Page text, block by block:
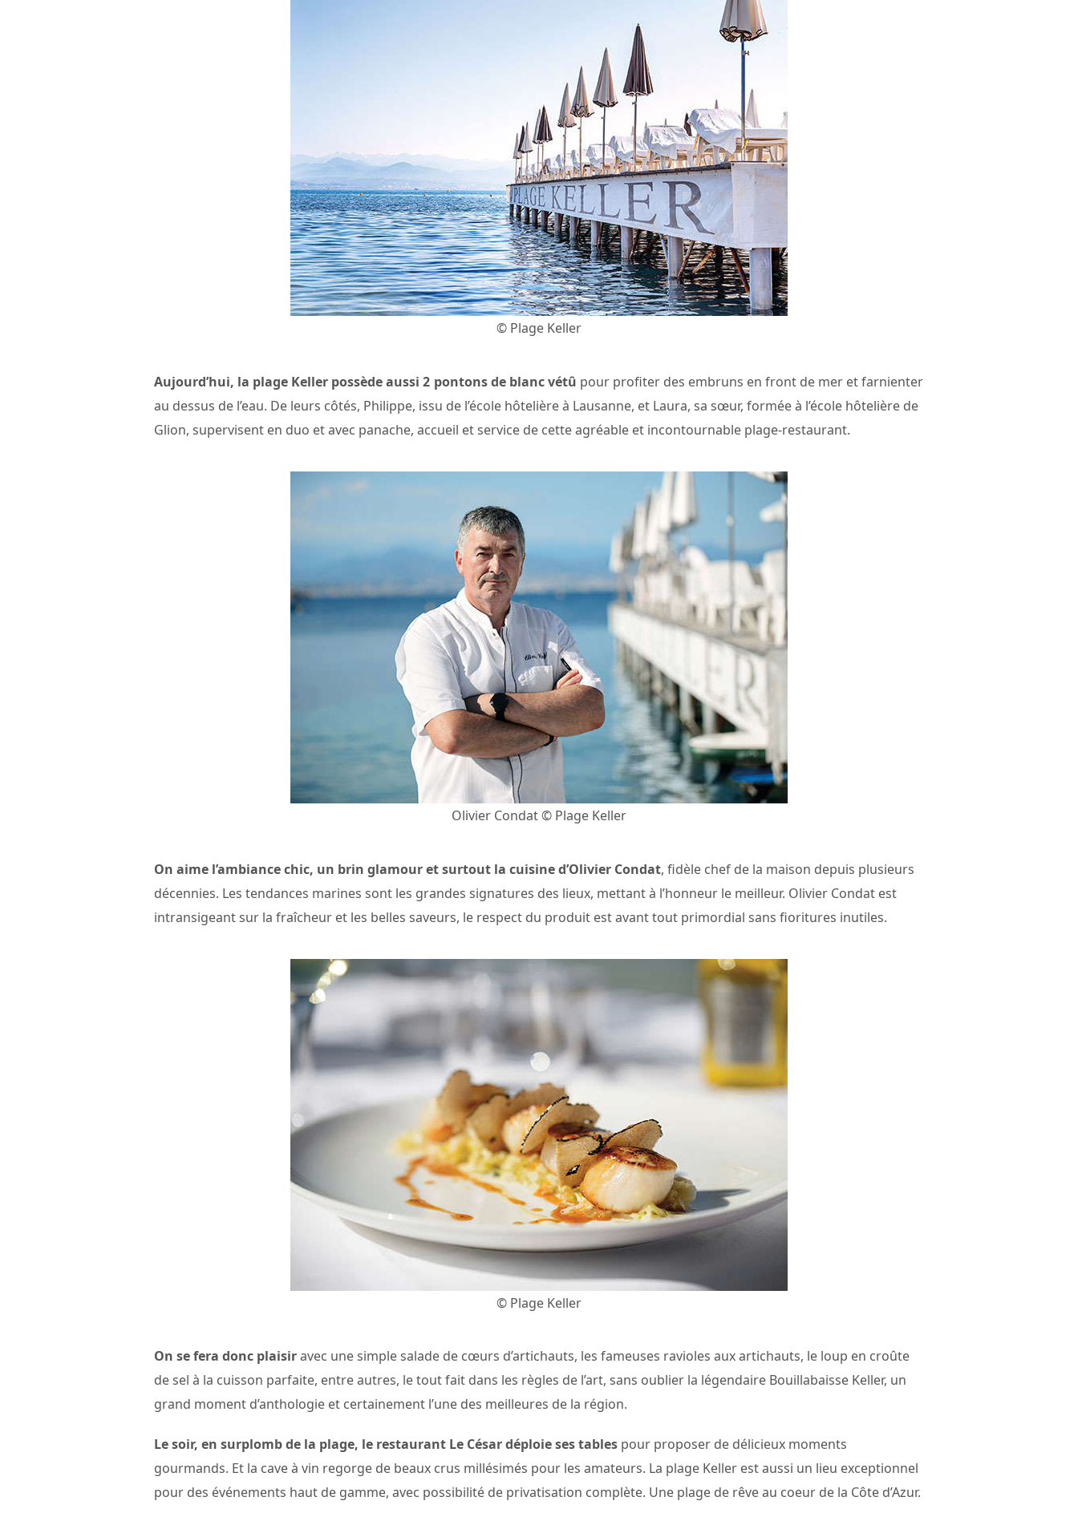
© Plage Keller
Aujourd’hui, la plage Keller possède aussi 2 pontons de blanc vétû pour profiter des embruns en front de mer et farnienter
au dessus de l’eau. De leurs côtés, Philippe, issu de l’école hôtelière à Lausanne, et Laura, sa sœur, formée à l’école hôtelière de
Glion, supervisent en duo et avec panache, accueil et service de cette agréable et incontournable plage-restaurant.
Olivier Condat © Plage Keller
On aime l’ambiance chic, un brin glamour et surtout la cuisine d’Olivier Condat, fidèle chef de la maison depuis plusieurs
décennies. Les tendances marines sont les grandes signatures des lieux, mettant à l’honneur le meilleur. Olivier Condat est
intransigeant sur la fraîcheur et les belles saveurs, le respect du produit est avant tout primordial sans fioritures inutiles.
© Plage Keller
On se fera donc plaisiravec une simple salade de cœurs d’artichauts, les fameuses ravioles aux artichauts, le loup en croûte
de sel à la cuisson parfaite, entre autres, le tout fait dans les règles de l’art, sans oublier la légendaire Bouillabaisse Keller, un
grand moment d’anthologie et certainement l’une des meilleures de la région.
Le soir, en surplomb de la plage, le restaurant Le César déploie ses tables pour proposer de délicieux moments
gourmands. Et la cave à vin regorge de beaux crus millésimés pour les amateurs. La plage Keller est aussi un lieu exceptionnel
pour des événements haut de gamme, avec possibilité de privatisation complète. Une plage de rêve au coeur de la Côte d’Azur.